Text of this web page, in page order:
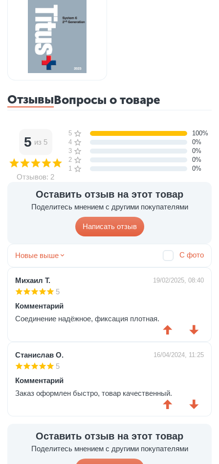
ОтзывыВопросы о товаре
Оставить отзыв на этот товар
Поделитесь мнением с другими покупателями
Написать отзыв
5 из 5
Отзывов: 2
5 звёзд
100%
4 звезды
0%
3 звезды
0%
2 звезды
0%
1 звезда
0%
Новые выше С фото
Михаил Т. 19/02/2025, 08:40
5
Комментарий
Соединение надёжное, фиксация плотная.
Станислав О. 16/04/2024, 11:25
5
Комментарий
Заказ оформлен быстро, товар качественный.
Оставить отзыв на этот товар
Поделитесь мнением с другими покупателями